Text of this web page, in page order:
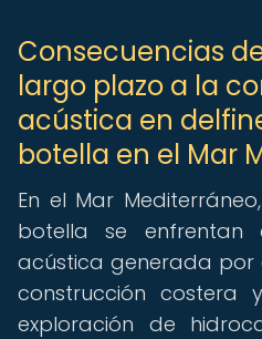
Consecuencias
largo plazo a la
acústica en
botella en el Mar
En el Mar
botella se enfrentan
acústica generada por
construcción costera
exploración de